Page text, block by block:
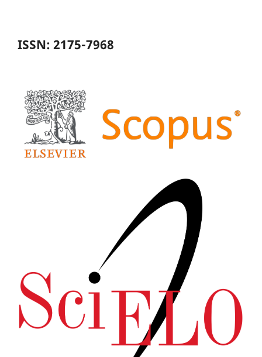
ISSN: 2175-7968